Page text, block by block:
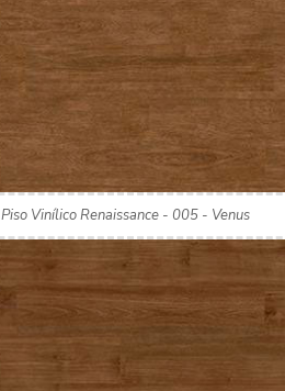
Piso Vinílico Renaissance - 005 - Venus